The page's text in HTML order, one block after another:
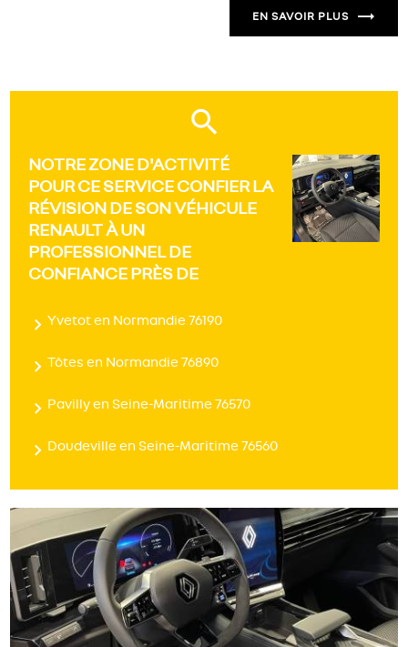
EN SAVOIR PLUS
NOTRE ZONE D'ACTIVITÉ
POUR CE SERVICE CONFIER LA
RÉVISION DE SON VÉHICULE
RENAULT À UN
PROFESSIONNEL DE
CONFIANCE PRÈS DE
Yvetot en Normandie 76190
Tôtes en Normandie 76890
Pavilly en Seine-Maritime 76570
Doudeville en Seine-Maritime 76560